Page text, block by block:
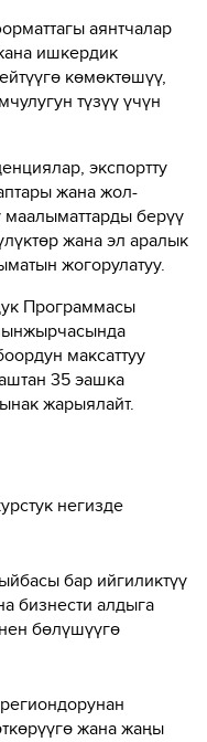
аянтчалар
ишкердик
көмөктөшүү,
түзүү үчүн
экспортту
жана жол-
маалыматтарды берүү
жана эл аралык
жогорулатуу.
Программасы
максаттуу
35 эашка
жарыялайт.
негизде
бар ийгиликтүү
бизнести алдыга
бөлүшүүгө
жана жаңы